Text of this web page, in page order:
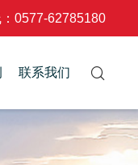
0577-62785180
联系我们